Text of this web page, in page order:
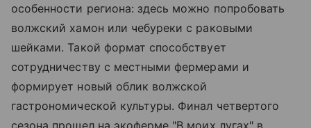
особенности региона: здесь можно попробовать
волжский хамон или чебуреки с раковыми
шейками. Такой формат способствует
сотрудничеству с местными фермерами и
формирует новый облик волжской
гастрономической культуры. Финал четвертого
сезона прошел на экоферме "В моих лугах" в